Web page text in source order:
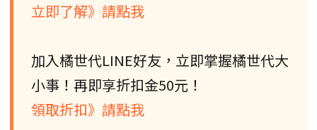
立即了解》請點我
加入橘世代LINE好友，立即掌握橘世代大
小事！再即享折扣金50元！
領取折扣》請點我